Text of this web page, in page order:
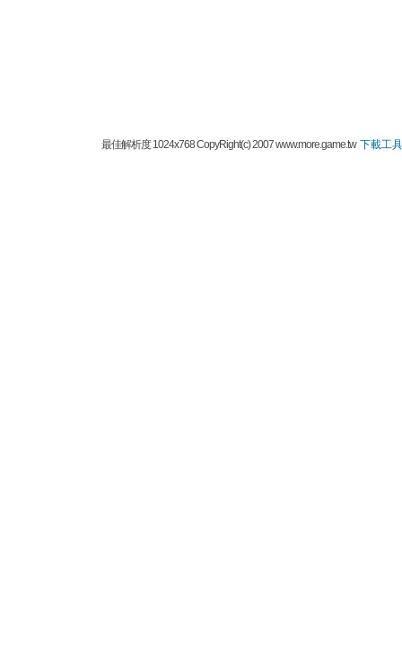
最佳解析度 1024x768 CopyRight(c) 2007 www.more.game.tw下載工